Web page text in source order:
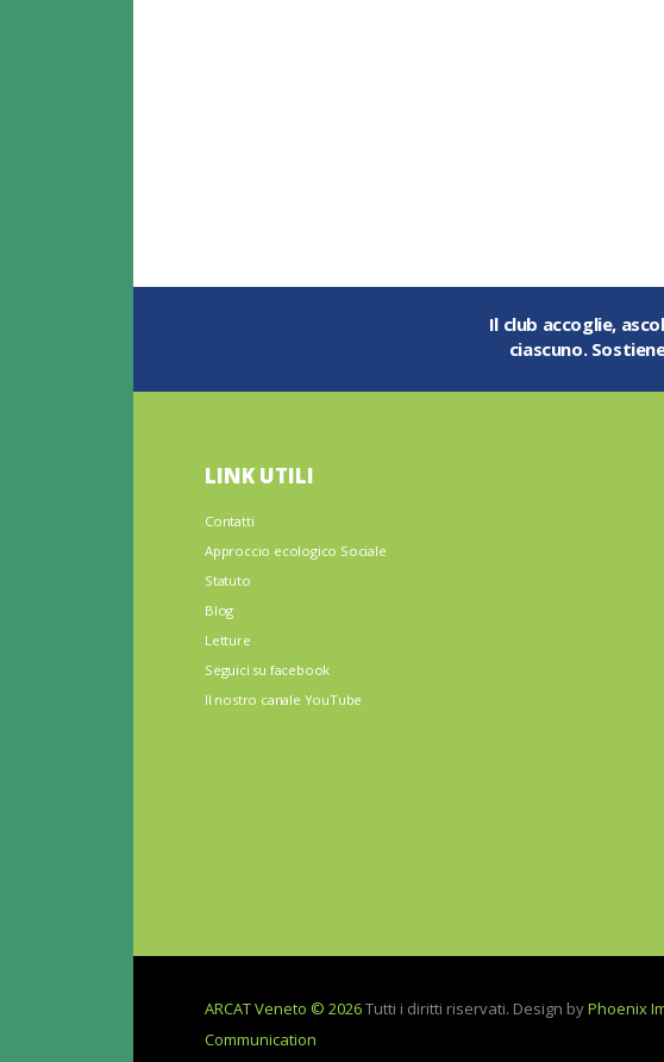
Il club accoglie,
ciascuno.
LINK UTILI
Contatti
Approccio ecologico Sociale
Statuto
Blog
Letture
Seguici su facebook
Il nostro canale YouTube
ARCAT Veneto © 2026Tutti i diritti riservati. Design byPhoenix
Communication